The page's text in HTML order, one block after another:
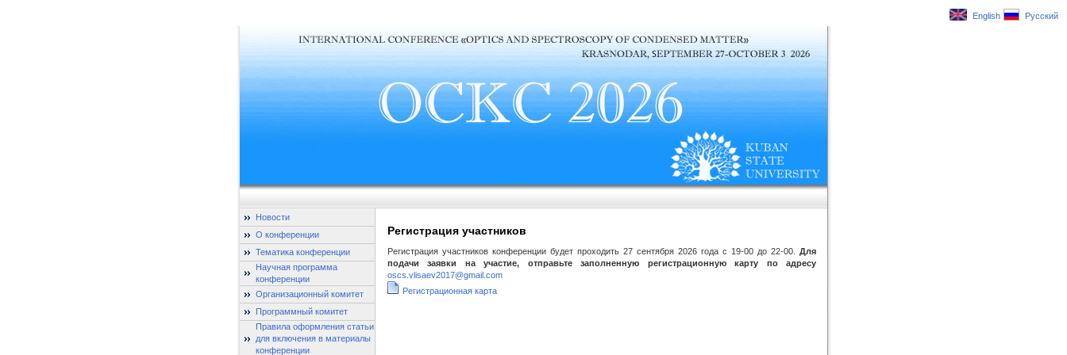
English Русский
Новости
О конференции
Тематика конференции
Научная программа
конференции
Организационный комитет
Программный комитет
Правила оформления статьи
для включения в материалы
конференции
Регистрация участников
Регистрация участников конференции будет проходить 27 сентября 2026 года с 19-00 до 22-00. Для
подачи заявки на участие, отправьте заполненную регистрационную карту по адресу
oscs.vlisaev2017@gmail.com
Регистрационная карта